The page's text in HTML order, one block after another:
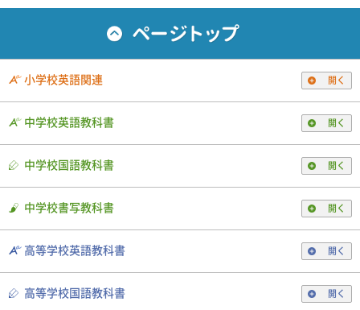
小学校英語関連 開く
中学校英語教科書 開く
中学校国語教科書 開く
中学校書写教科書 開く
高等学校英語教科書 開く
高等学校国語教科書 開く